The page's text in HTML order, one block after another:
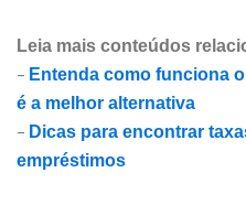
Leia mais conteúdos
– Entenda como funciona
é a melhor alternativa
– Dicas para encontrar
empréstimos